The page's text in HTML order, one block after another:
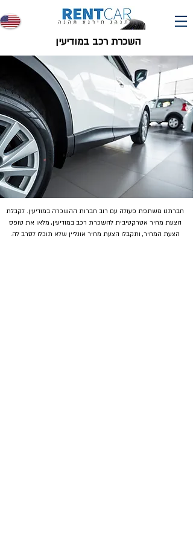
השכרת רכב במודיעין
חברתנו משתפת פעולה עם רוב חברות ההשכרה במודיעין. לקבלת
הצעת מחיר אטרקטיבית להשכרת רכב במודיעין, מלאו את טופס
הצעת המחיר, ותקבלו הצעת מחיר אונליין שלא תוכלו לסרב לה.